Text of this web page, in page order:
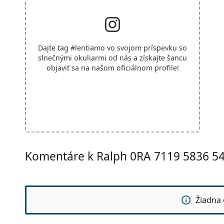
Dajte tag #lentiamo vo svojom príspevku so
slnečnými okuliarmi od nás a získajte šancu
objaviť sa na našom oficiálnom profile!
Komentáre k Ralph 0RA 7119 5836
Žiadna